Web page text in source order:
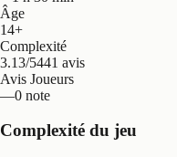
Âge
14+
Complexité
3.13/5441 avis
Avis Joueurs
—0 note
Complexité du jeu